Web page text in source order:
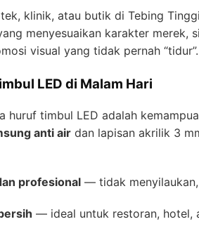
klinik, atau butik di Tebing
menyesuaikan karakter
visual yang tidak pernah “tidur”.
LED di Malam Hari
huruf timbul LED adalah
anti air dan lapisan akrilik 3
profesional — tidak
— ideal untuk restoran, hotel,